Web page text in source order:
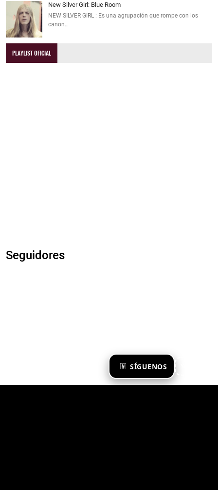
SÍGUENOS
New Silver Girl: Blue Room
NEW SILVER GIRL : Es una agrupación que rompe con los
canon…
PLAYLIST OFICIAL
Seguidores